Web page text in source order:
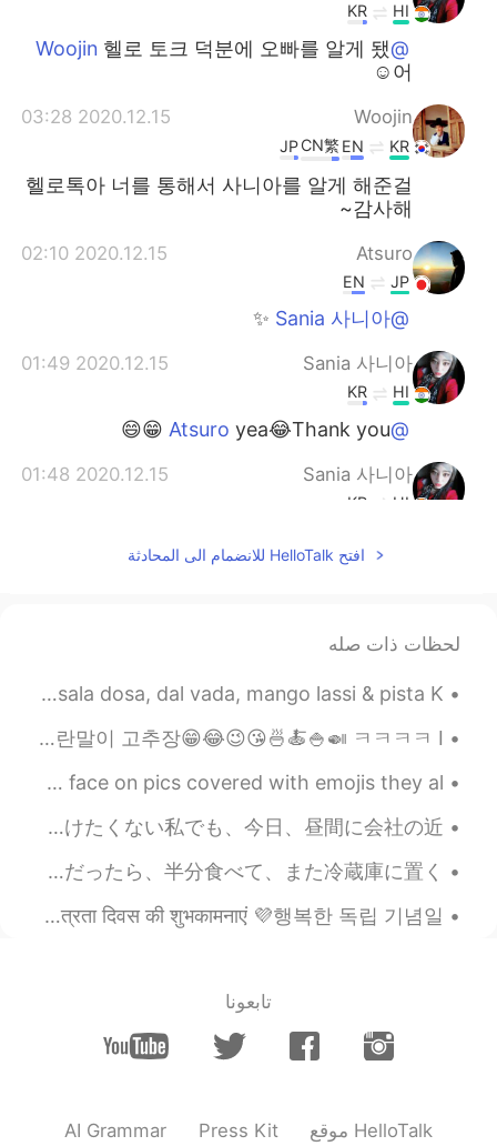
HI
KR
@Woojin
헬로 토크 덕분에 오빠를 알게 됐
어☺️
Woojin
2020.12.15 03:28
KR
EN
CN繁
JP
헬로톡아 너를 통해서 사니아를 알게 해준걸
감사해~
Atsuro
2020.12.15 02:10
JP
EN
@Sania 사니아
✨
Sania 사니아
2020.12.15 01:49
HI
KR
@Atsuro
yea😂Thank you 😁😄
Sania 사니아
2020.12.15 01:48
HI
KR
@sunflower
안니 고마워요 🥰😁
sunflower
2020.12.14 21:03
JP
EN
I agree with you😄 happy birthday Hello
Sania 사니아
2020.12.14 14:55
افتح HelloTalk للانضمام الى المحادثة
لحظات ذات صله
Birthday celebration!!!!! 🎉 🇮🇳 South Indian food: Masala dosa, dal vada, mango lassi & pista K...
Nude❤️kimbap 누드 김밥 ㅋㅋㅋㅋ 👍🏻✌🏻💜 김밥을 만들어보려고 했는데 김밥이 없었다. 오이김치와 배추김치를 만들었다. 계란말이 고추장😁😂😉😘🍜🍝🍚🍛 ㅋㅋㅋㅋ I...
헬로 톡 자기야 ㅋㅋㅋㅋ what's wrong with HT 😂🤣🙄 if i hide my face on pics covered with emojis they al...
今日桜に囲まれてランチした😍(最高だった) 10分で食べて、20分たくさん桜と自撮り撮ったw そして、今日気づいたのは、私桜🌸が本当に好き😱❤ 滅多に出かけたくない私でも、今日、昼間に会社の近...
今日部長からこれいただいた😚 よく売ってるけど、今日初めて食べたwww 美味しかった😍 量が多すぎて、お腹いっぱいになった🤣 普段は、私が二回食べれる量😝 家だったら、半分食べて、また冷蔵庫に置く😂
Happy independence day India 🇮🇳❤️🇰🇷 Korea स्वतंत्रता दिवस की शुभकामनाएं 💜행복한 독립 기념일 🙏😎🤗😘😍 ...
تابعونا
AI Grammar Press Kit موقع HelloTalk